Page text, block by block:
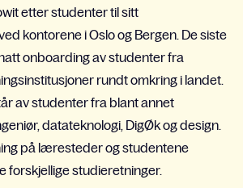
etter studenter til sitt
kontorene i Oslo og Bergen. De siste
onboarding av studenter fra
rundt omkring i landet.
av studenter fra blant annet
datateknologi, DigØk og design.
på læresteder og studentene
forskjellige studieretninger.